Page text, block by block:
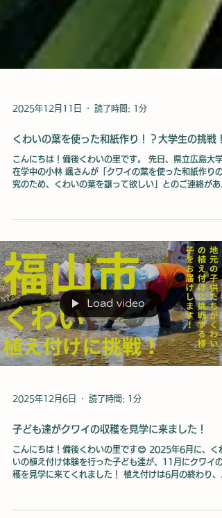
2025年12月11日 読了時間: 1分
こんにちは！備後くわいの里です。 先日、県立広島大学
究のため、くわいの葉を譲って欲しい」とのご連絡があ
ました！ インタビュー くわいを使った商品は沢山あり
が、葉を使って和紙を作るというのは初めて！ 私たちも
クワクしています！ 今後の結果に期待して応援していま
🙌
Load video
2025年12月6日 読了時間: 1分
こんにちは！備後くわいの里です😊 2025年6月に、くわ